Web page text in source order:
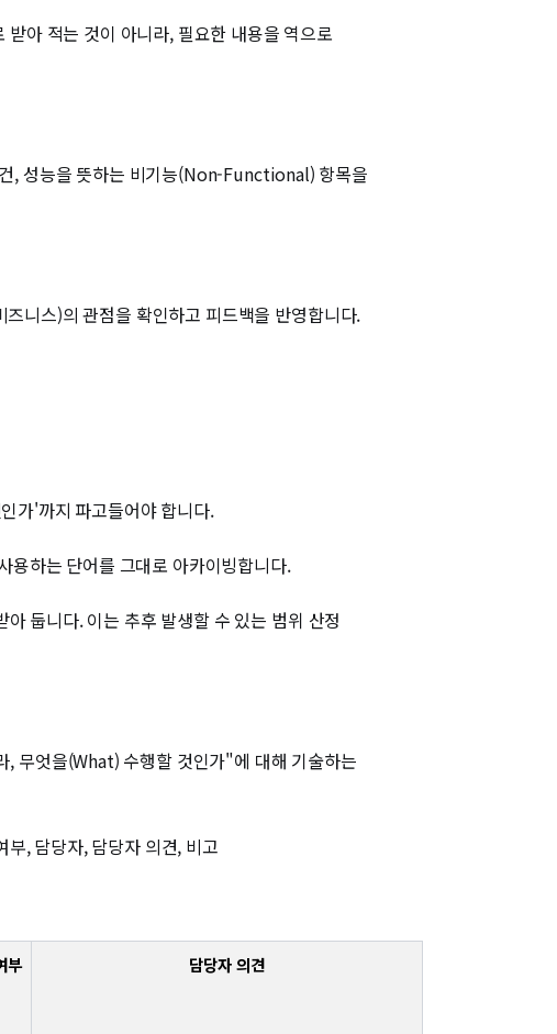
아 적는 것이 아니라, 필요한 내용을 역으로
, 성능을 뜻하는 비기능(Non-Functional) 항목을
니스)의 관점을 확인하고 피드백을 반영합니다.
가'까지 파고들어야 합니다.
용하는 단어를 그대로 아카이빙합니다.
둡니다. 이는 추후 발생할 수 있는 범위 산정
엇을(What) 수행할 것인가"에 대해 기술하는
, 담당자, 담당자 의견, 비고
부 담당자 의견